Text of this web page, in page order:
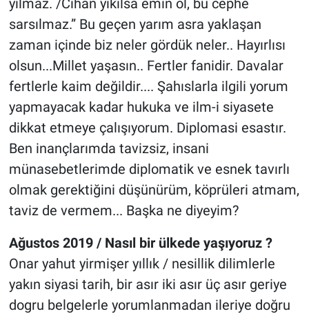
sarsılmaz.” Bu geçen yarım asra yaklaşan
zaman içinde biz neler gördük neler.. Hayırlısı
olsun...Millet yaşasın.. Fertler fanidir. Davalar
fertlerle kaim değildir.... Şahıslarla ilgili yorum
yapmayacak kadar hukuka ve ilm-i siyasete
dikkat etmeye çalışıyorum. Diplomasi esastır.
Ben inançlarımda tavizsiz, insani
münasebetlerimde diplomatik ve esnek tavırlı
olmak gerektiğini düşünürüm, köprüleri atmam,
taviz de vermem... Başka ne diyeyim?
Ağustos 2019 / Nasıl bir ülkede yaşıyoruz ?
Onar yahut yirmişer yıllık / nesillik dilimlerle
yakın siyasi tarih, bir asır iki asır üç asır geriye
dogru belgelerle yorumlanmadan ileriye doğru